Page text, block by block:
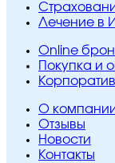
Лечение в
Online
Покупка и
O
Отзывы
Новости
Контакты